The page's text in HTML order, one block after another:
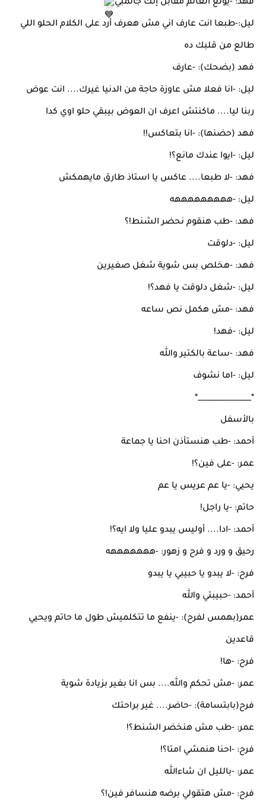
فهد: -يولع العالم مقابل إنك جانمبي
ليل:-طبعا انت عارف اني مش هعرف أرد على الكلام الحلو اللي
طالع من قلبك ده
فهد (بضحك): -عارف
ليل: -انا فعلا مش عاوزة حاجة من الدنيا غيرك.... انت عوض
ربنا ليا.... ماكنتش اعرف ان العوض بيبقي حلو اوي كدا
فهد (حضنها): -انا بتعاكس!!
ليل: -ايوا عندك مانع؟!
فهد: -لا طبعا.... عاكس يا استاذ طارق مايهمكش
ليل: -هههههههههه
فهد: -طب هنقوم نحضر الشنط!؟
ليل: -دلوقت
فهد: -هخلص بس شوية شغل صغيرين
ليل: -شغل دلوقت يا فهد؟!
فهد: -مش هكمل نص ساعه
ليل: -فهد!
فهد: -ساعة بالكتير والله
ليل: -اما نشوف
*_______________*
بالأسفل
أحمد: -طب هنستأذن احنا يا جماعة
عمر: -على فين؟!
يحيي: -يا عم عريس يا عم
حاتم: -يا راجل!
أحمد: -ادا.... أوليس يبدو عليا ولا ايه؟!
رحيق و ورد و فرح و زهور: -هههههههه
فرح: -لا يبدو يا حبيبي يا يبدو
أحمد: -حبيبتي والله
عمر(بهمس لفرح): -ينفع ما تتكلميش طول ما حاتم ويحيي
قاعدين
فرح: -ها!
عمر: -مش تحكم والله.... بس انا بغير بزيادة شوية
فرح(بابتسامة): -حاضر.... غير براحتك
عمر: -طب مش هنخضر الشنط؟!
فرح: -احنا هنمشي امتا؟!
عمر: -بالليل ان شاءالله
فرح: -مش هتقولي برضه هنسافر فين!؟